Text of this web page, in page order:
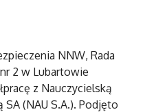
NNW, Rada
2 w Lubartowie
z Nauczycielską
(NAU S.A.). Podjęto